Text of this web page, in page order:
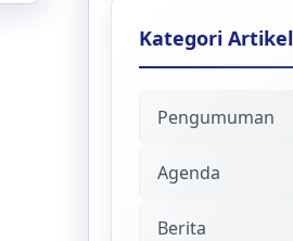
Kategori Artikel
Pengumuman
Agenda
Berita